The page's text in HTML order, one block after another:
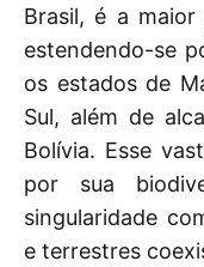
Brasil, é a
estendendo-se
os estados de
Sul, além de
Bolívia. Esse
por sua
singularidade
e terrestres